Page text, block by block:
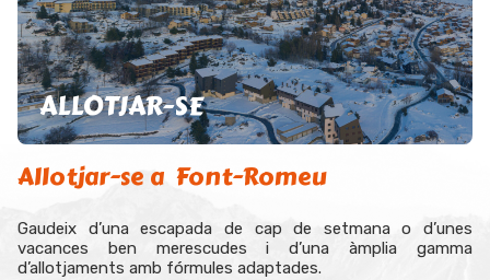
ALLOTJAR-SE
Allotjar-se a Font-Romeu
Gaudeix d’una escapada de cap de setmana o d’unes
vacances ben merescudes i d’una àmplia gamma
d’allotjaments amb fórmules adaptades.